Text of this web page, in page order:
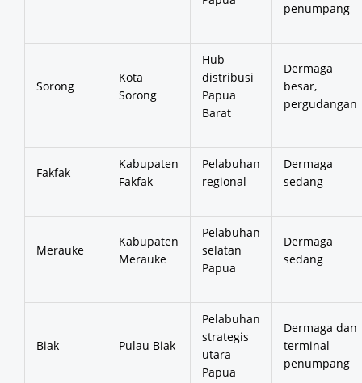
penumpang
Sorong
Kota
Sorong
Hub
distribusi
Papua
Barat
Dermaga
besar,
pergudangan
Fakfak
Kabupaten
Fakfak
Pelabuhan
regional
Dermaga
sedang
Merauke
Kabupaten
Merauke
Pelabuhan
selatan
Papua
Dermaga
sedang
Biak Pulau Biak
Pelabuhan
strategis
utara
Papua
Dermaga dan
terminal
penumpang